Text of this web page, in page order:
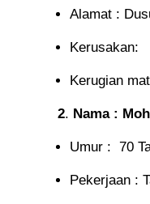
Alamat :
Kerusakan:
Kerugian
2. Nama :
Umur : 70
Pekerjaan :